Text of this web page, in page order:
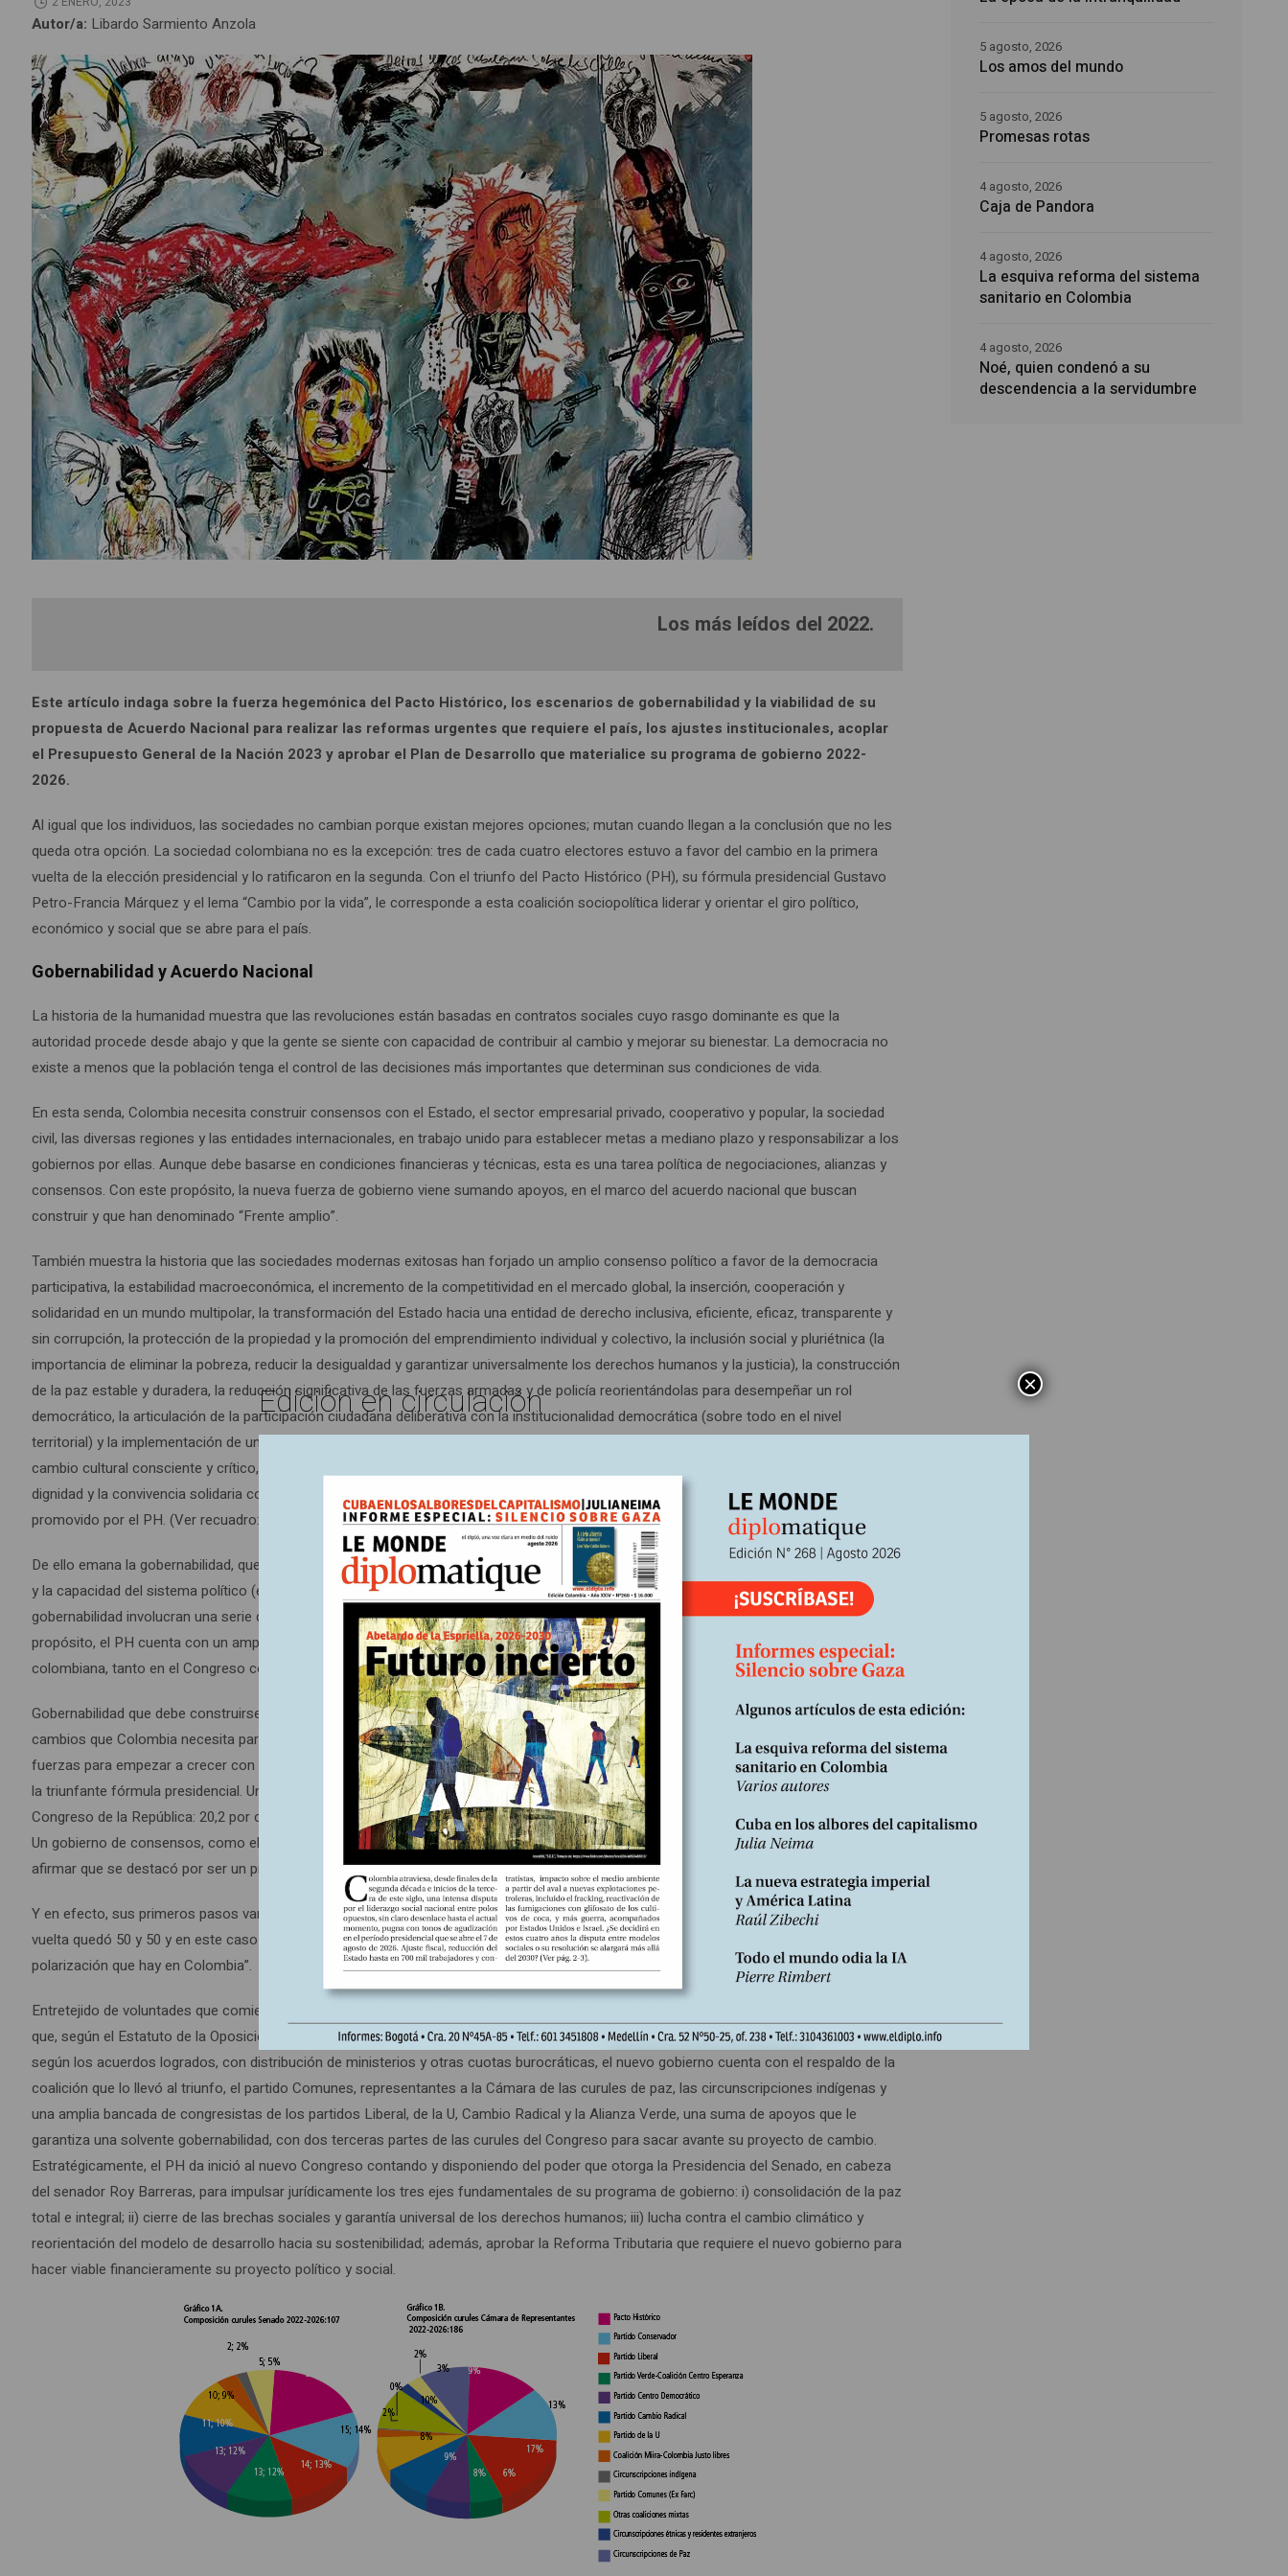
Autor/a: Libardo Sarmiento Anzola
Los más leídos del 2022.
Este artículo indaga sobre la fuerza hegemónica del Pacto Histórico, los escenarios de gobernabilidad y la viabilidad de su
propuesta de Acuerdo Nacional para realizar las reformas urgentes que requiere el país, los ajustes institucionales, acoplar
el Presupuesto General de la Nación 2023 y aprobar el Plan de Desarrollo que materialice su programa de gobierno 2022-
2026.
Al igual que los individuos, las sociedades no cambian porque existan mejores opciones; mutan cuando llegan a la conclusión que no les
queda otra opción. La sociedad colombiana no es la excepción: tres de cada cuatro electores estuvo a favor del cambio en la primera
vuelta de la elección presidencial y lo ratificaron en la segunda. Con el triunfo del Pacto Histórico (PH), su fórmula presidencial Gustavo
Petro-Francia Márquez y el lema “Cambio por la vida”, le corresponde a esta coalición sociopolítica liderar y orientar el giro político,
económico y social que se abre para el país.
Gobernabilidad y Acuerdo Nacional
La historia de la humanidad muestra que las revoluciones están basadas en contratos sociales cuyo rasgo dominante es que la
autoridad procede desde abajo y que la gente se siente con capacidad de contribuir al cambio y mejorar su bienestar. La democracia no
existe a menos que la población tenga el control de las decisiones más importantes que determinan sus condiciones de vida.
En esta senda, Colombia necesita construir consensos con el Estado, el sector empresarial privado, cooperativo y popular, la sociedad
civil, las diversas regiones y las entidades internacionales, en trabajo unido para establecer metas a mediano plazo y responsabilizar a los
gobiernos por ellas. Aunque debe basarse en condiciones financieras y técnicas, esta es una tarea política de negociaciones, alianzas y
consensos. Con este propósito, la nueva fuerza de gobierno viene sumando apoyos, en el marco del acuerdo nacional que buscan
construir y que han denominado “Frente amplio”.
También muestra la historia que las sociedades modernas exitosas han forjado un amplio consenso político a favor de la democracia
participativa, la estabilidad macroeconómica, el incremento de la competitividad en el mercado global, la inserción, cooperación y
solidaridad en un mundo multipolar, la transformación del Estado hacia una entidad de derecho inclusiva, eficiente, eficaz, transparente y
sin corrupción, la protección de la propiedad y la promoción del emprendimiento individual y colectivo, la inclusión social y pluriétnica (la
importancia de eliminar la pobreza, reducir la desigualdad y garantizar universalmente los derechos humanos y la justicia), la construcción
de la paz estable y duradera, la reducción significativa de las fuerzas armadas y de policía reorientándolas para desempeñar un rol
democrático, la articulación de la participación ciudadana deliberativa con la institucionalidad democrática (sobre todo en el nivel
territorial) y la implementación de un modelo de desarrollo democrático libertario, ambientalmente sostenible, animando, a la vez, un
cambio cultural consciente y crítico, un nuevo sentido de la vida y la política y que encuentra en su búsqueda y construcción colectiva a la
dignidad y la convivencia solidaria como referencias de la existencia humana cotidiana. Estas directrices son el fundamento del proyecto
promovido por el PH. (Ver recuadro: Apartes del histórico giro que pretende el PH).
De ello emana la gobernabilidad, que debe ser entendida como un estado de equilibrio dinámico entre el nivel de las demandas societales
y la capacidad del sistema político (estado/gobierno) para responderlas de manera legítima y eficaz. Los grados y niveles de
gobernabilidad involucran una serie de “acuerdos” básicos entre las élites dirigentes y la diversidad de “agentes estratégicos”. Tras ese
propósito, el PH cuenta con un amplio margen de gobernabilidad para gerenciar y consensuar el cambio demandado por la sociedad
colombiana, tanto en el Congreso como con el sector empresarial y la sociedad civil.
Gobernabilidad que debe construirse: “Realizaremos diálogos regionales creando un Gran Acuerdo Nacional que nos oriente hacia los
cambios que Colombia necesita para lograr la paz y el progreso. Nuestra propuesta de cambio nos convoca a todos y todas a unir
fuerzas para empezar a crecer con transparencia, con respeto a los derechos, con igualdad, con democracia, paz y solidaridad”, expresó
la triunfante fórmula presidencial. Un deseo también desprendido de la realidad, en tanto el PH quedó bastante sub-representado en el
Congreso de la República: 20,2 por ciento de las curules del Senado y 13 por ciento de la Cámara de Representantes (gráficos 1a y 1b).
Un gobierno de consensos, como el primero de sus objetivos, que de hacerse realidad y marcar sus cuatro años de gestión permitirá
afirmar que se destacó por ser un presidencialismo de coalición.
Y en efecto, sus primeros pasos van en esa senda. Los representantes del Pacto expresan que “Somos conscientes de que la segunda
vuelta quedó 50 y 50 y en este caso no se trata de tener las mayorías, sino de llegar a un consenso para tratar de acabar con la
polarización que hay en Colombia”.
Entretejido de voluntades que comienza por el Congreso, cuyas sesiones ordinarias inician el 20 de julio, órgano del poder político en el
que, según el Estatuto de la Oposición, las colectividades deberán declararse de gobierno, independientes o de oposición. Hasta ahora y
según los acuerdos logrados, con distribución de ministerios y otras cuotas burocráticas, el nuevo gobierno cuenta con el respaldo de la
coalición que lo llevó al triunfo, el partido Comunes, representantes a la Cámara de las curules de paz, las circunscripciones indígenas y
una amplia bancada de congresistas de los partidos Liberal, de la U, Cambio Radical y la Alianza Verde, una suma de apoyos que le
garantiza una solvente gobernabilidad, con dos terceras partes de las curules del Congreso para sacar avante su proyecto de cambio.
Estratégicamente, el PH da inició al nuevo Congreso contando y disponiendo del poder que otorga la Presidencia del Senado, en cabeza
del senador Roy Barreras, para impulsar jurídicamente los tres ejes fundamentales de su programa de gobierno: i) consolidación de la paz
total e integral; ii) cierre de las brechas sociales y garantía universal de los derechos humanos; iii) lucha contra el cambio climático y
reorientación del modelo de desarrollo hacia su sostenibilidad; además, aprobar la Reforma Tributaria que requiere el nuevo gobierno para
hacer viable financieramente su proyecto político y social.
Los amos del mundo
5 agosto, 2026
Promesas rotas
5 agosto, 2026
Caja de Pandora
4 agosto, 2026
La esquiva reforma del sistema
sanitario en Colombia
4 agosto, 2026
Noé, quien condenó a su
descendencia a la servidumbre
4 agosto, 2026
Edición en circulación ×